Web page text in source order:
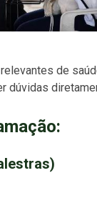
de
dúvidas